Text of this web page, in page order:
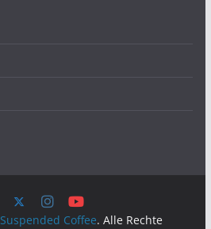
Suspended Coffee. Alle Rechte